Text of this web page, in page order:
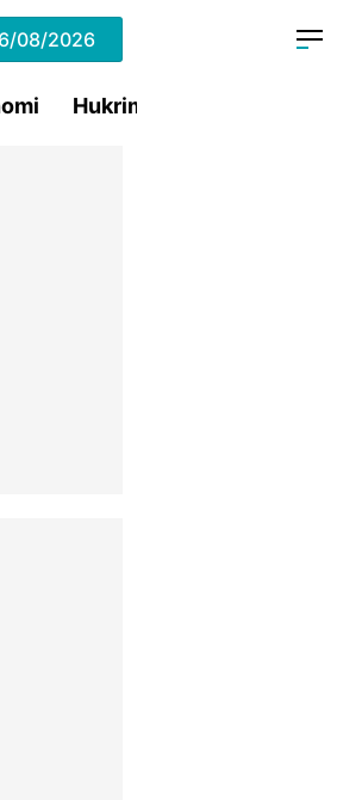
6/08/2026
Hukrim